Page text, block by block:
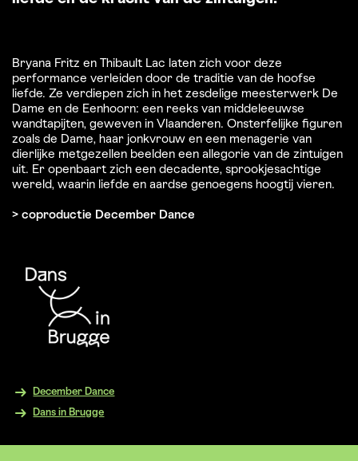
Bryana Fritz en Thibault Lac laten zich voor deze
performance verleiden door de traditie van de hoofse
liefde. Ze verdiepen zich in het zesdelige meesterwerk De
Dame en de Eenhoorn: een reeks van middeleeuwse
wandtapijten, geweven in Vlaanderen. Onsterfelijke figuren
zoals de Dame, haar jonkvrouw en een menagerie van
dierlijke metgezellen beelden een allegorie van de zintuigen
uit. Er openbaart zich een decadente, sprookjesachtige
wereld, waarin liefde en aardse genoegens hoogtij vieren.
> coproductie December Dance
December Dance
Dans in Brugge